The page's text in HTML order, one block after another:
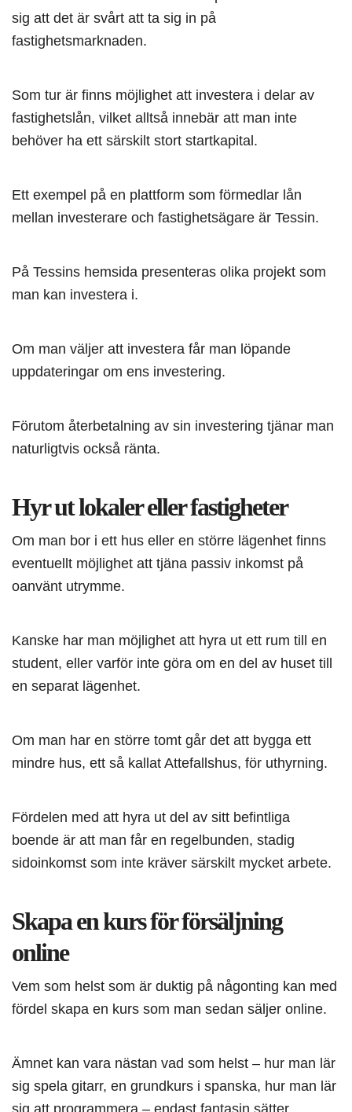
sig att det är svårt att ta sig in på
fastighetsmarknaden.
Som tur är finns möjlighet att investera i delar av
fastighetslån, vilket alltså innebär att man inte
behöver ha ett särskilt stort startkapital.
Ett exempel på en plattform som förmedlar lån
mellan investerare och fastighetsägare är Tessin.
På Tessins hemsida presenteras olika projekt som
man kan investera i.
Om man väljer att investera får man löpande
uppdateringar om ens investering.
Förutom återbetalning av sin investering tjänar man
naturligtvis också ränta.
Hyr ut lokaler eller fastigheter
Om man bor i ett hus eller en större lägenhet finns
eventuellt möjlighet att tjäna passiv inkomst på
oanvänt utrymme.
Kanske har man möjlighet att hyra ut ett rum till en
student, eller varför inte göra om en del av huset till
en separat lägenhet.
Om man har en större tomt går det att bygga ett
mindre hus, ett så kallat Attefallshus, för uthyrning.
Fördelen med att hyra ut del av sitt befintliga
boende är att man får en regelbunden, stadig
sidoinkomst som inte kräver särskilt mycket arbete.
Skapa en kurs för försäljning
online
Vem som helst som är duktig på någonting kan med
fördel skapa en kurs som man sedan säljer online.
Ämnet kan vara nästan vad som helst – hur man lär
sig spela gitarr, en grundkurs i spanska, hur man lär